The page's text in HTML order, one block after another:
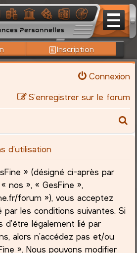
Inscription
Connexion
S’enregistrer sur le forum
c
d’utilisation
» (désigné ci-après par
nos », « GesFine »,
forum »), vous acceptez
par les conditions suivantes. Si
d’être légalement lié par
alors n’accédez pas et/ou
». Nous pouvons modifier